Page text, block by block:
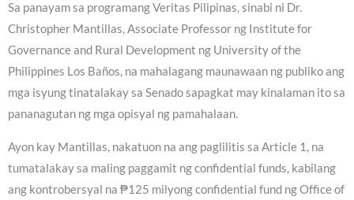
Sa panayam sa programang Veritas Pilipinas, sinabi ni Dr.
Christopher Mantillas, Associate Professor ng Institute for
Governance and Rural Development ng University of the
Philippines Los Baños, na mahalagang maunawaan ng publiko ang
mga isyung tinatalakay sa Senado sapagkat may kinalaman ito sa
pananagutan ng mga opisyal ng pamahalaan.
Ayon kay Mantillas, nakatuon na ang paglilitis sa Article 1, na
tumatalakay sa maling paggamit ng confidential funds, kabilang
ang kontrobersyal na ₱125 milyong confidential fund ng Office of